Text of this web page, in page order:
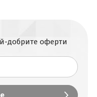
добрите оферти